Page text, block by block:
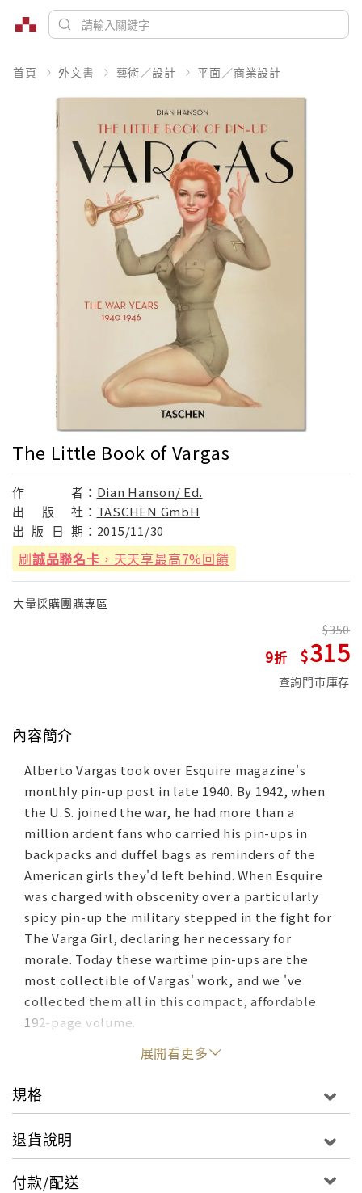
首頁 外文書 藝術／設計 平面／商業設計
The Little Book of Vargas
作 者： Dian Hanson/ Ed.
出
版 社： TASCHEN GmbH
出 版 日 期： 2015/11/30
刷誠品聯名卡 ，天天享最高7%回饋
大量採購團購專區
9
350
315
查詢門市庫存
內容簡介
Alberto Vargas took over Esquire magazine's
monthly pin-up post in late 1940. By 1942, when
the U.S. joined the war, he had more than a
million ardent fans who carried his pin-ups in
backpacks and duffel bags as reminders of the
American girls they'd left behind. When Esquire
was charged with obscenity over a particularly
spicy pin-up the military stepped in the fight for
The Varga Girl, declaring her necessary for
morale. Today these wartime pin-ups are the
most collectible of Vargas' work, and we 've
collected them all in this compact, affordable
192-page volume.
展開看更多
規格
退貨說明
付款/配送